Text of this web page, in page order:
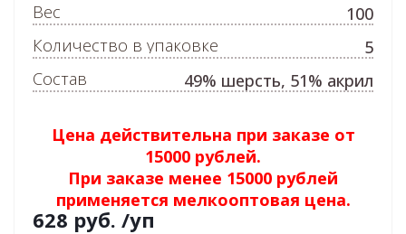
Цена действительна при заказе от
15000 рублей.
При заказе менее 15000 рублей
применяется мелкооптовая цена.
628 руб. /уп
Вес
100
Количество в упаковке
5
Состав
49% шерсть, 51% акрил